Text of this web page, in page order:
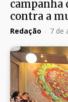
campanha
contra a
Redação - 7 de